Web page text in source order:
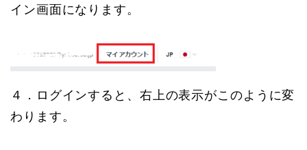
イン画面になります。
４．ログインすると、右上の表示がこのように変
わります。